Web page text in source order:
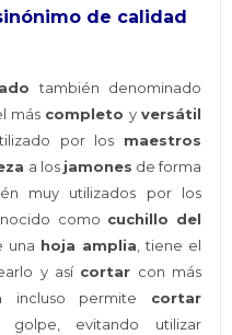
de calidad
también denominado
más completo y versátil
por los maestros
a los jamones de forma
muy utilizados por los
como cuchillo del
una hoja amplia, tiene el
y así cortar con más
incluso permite cortar
evitando utilizar